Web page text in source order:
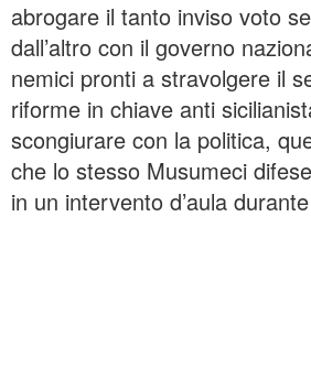
abrogare il tanto inviso voto
dall’altro con il governo
nemici pronti a stravolgere il
riforme in chiave anti
scongiurare con la politica,
che lo stesso Musumeci
in un intervento d’aula